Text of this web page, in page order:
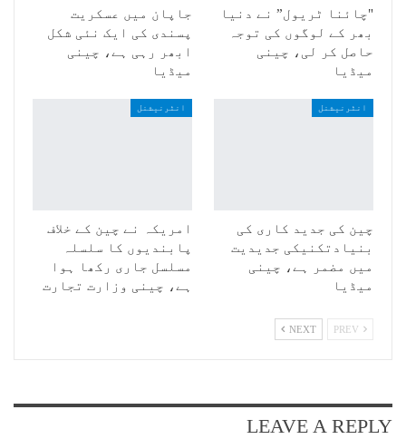
"چائنا ٹریول” نے دنیا
بھر کے لوگوں کی توجہ
حاصل کر لی، چینی
میڈیا
جاپان میں عسکریت
پسندی کی ایک نئی شکل
ابھر رہی ہے، چینی
میڈیا
انٹرنیشنل
چین کی جدید کاری کی
بنیادتکنیکی جدیدیت
میں مضمر ہے، چینی
میڈیا
انٹرنیشنل
امریکہ نے چین کے خلاف
پابندیوں کا سلسلہ
مسلسل جاری رکھا ہوا
ہے، چینی وزارت تجارت
NEXT
LEAVE A REPLY